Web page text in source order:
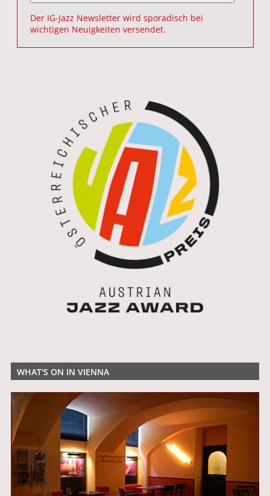
Der IG-Jazz Newsletter wird sporadisch bei
wichtigen Neuigkeiten versendet.
WHAT'S ON IN VIENNA